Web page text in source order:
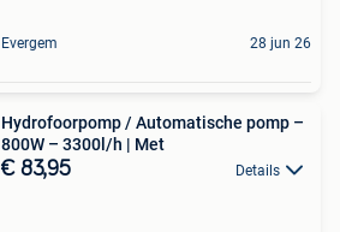
Evergem 28 jun 26
Hydrofoorpomp / Automatische pomp –
800W – 3300l/h | Met
€ 83,95 Details